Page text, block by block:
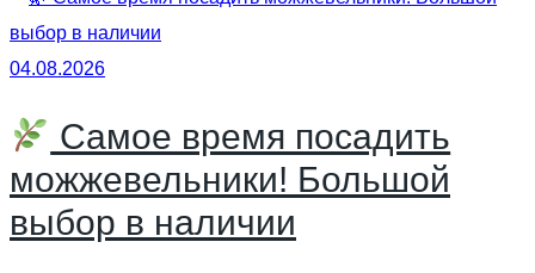
04.08.2026
Самое время посадить
можжевельники! Большой
выбор в наличии